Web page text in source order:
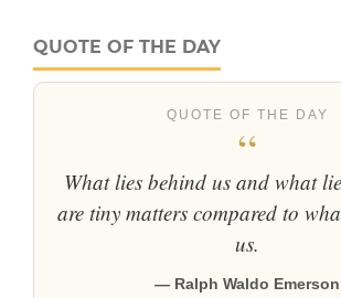
QUOTE OF THE DAY